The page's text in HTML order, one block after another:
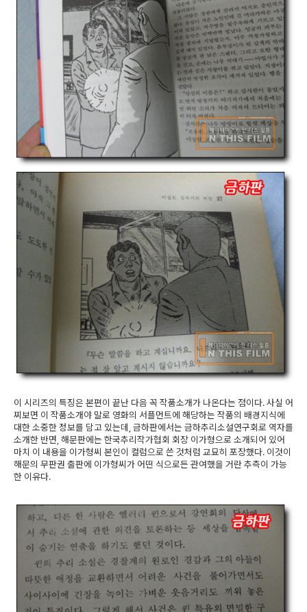
이 시리즈의 특징은 본편이 끝난 다음 꼭 작품소개가 나온다는 점이다. 사실 어
찌보면 이 작품소개야 말로 영화의 서플먼트에 해당하는 작품의 배경지식에
대한 소중한 정보를 담고 있는데, 금하판에서는 금하추리소설연구회로 역자를
소개한 반면, 해문판에는 한국추리작가협회 회장 이가형으로 소개되어 있어
마치 이 내용을 이가형씨 본인이 컬럼으로 쓴 것처럼 교묘히 포장했다. 이것이
해문의 무판권 출판에 이가형씨가 어떤 식으로든 관여했을 거란 추측이 가능
한 이유다.